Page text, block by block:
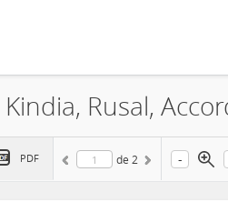
PDF de 2 -